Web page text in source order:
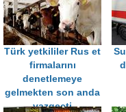
Türk yetkililer Rus et
firmalarını
denetlemeye
gelmekten son anda
vazgeçti